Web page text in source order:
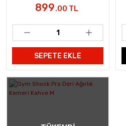
899.00 TL
SEPETE EKLE